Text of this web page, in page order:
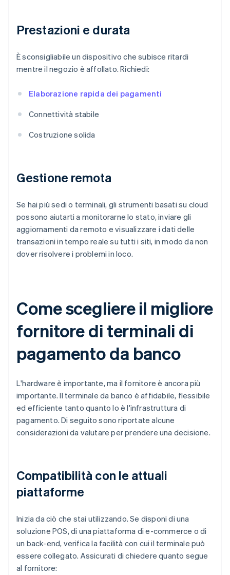
Prestazioni e durata
È sconsigliabile un dispositivo che subisce ritardi
mentre il negozio è affollato. Richiedi:
Elaborazione rapida dei pagamenti
Connettività stabile
Costruzione solida
Gestione remota
Se hai più sedi o terminali, gli strumenti basati su cloud
possono aiutarti a monitorarne lo stato, inviare gli
aggiornamenti da remoto e visualizzare i dati delle
transazioni in tempo reale su tutti i siti, in modo da non
dover risolvere i problemi in loco.
Come scegliere il migliore
fornitore di terminali di
pagamento da banco
L'hardware è importante, ma il fornitore è ancora più
importante. Il terminale da banco è affidabile, flessibile
ed efficiente tanto quanto lo è l'infrastruttura di
pagamento. Di seguito sono riportate alcune
considerazioni da valutare per prendere una decisione.
Compatibilità con le attuali
piattaforme
Inizia da ciò che stai utilizzando. Se disponi di una
soluzione POS, di una piattaforma di e-commerce o di
un back-end, verifica la facilità con cui il terminale può
essere collegato. Assicurati di chiedere quanto segue
al fornitore: